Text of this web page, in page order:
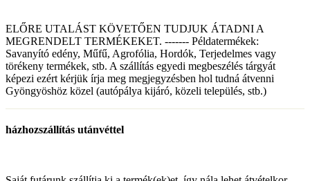
ELŐRE UTALÁST KÖVETŐEN TUDJUK ÁTADNI A
MEGRENDELT TERMÉKEKET. ------- Példatermékek:
Savanyító edény, Műfű, Agrofólia, Hordók, Terjedelmes vagy
törékeny termékek, stb. A szállítás egyedi megbeszélés tárgyát
képezi ezért kérjük írja meg megjegyzésben hol tudná átvenni
Gyöngyöshöz közel (autópálya kijáró, közeli település, stb.)
házhozszállítás utánvéttel